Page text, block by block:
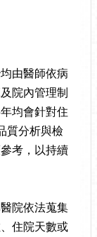
由醫師依病
院內管理制
均會針對住
質分析與檢
考，以持續
院依法蒐集
住院天數或